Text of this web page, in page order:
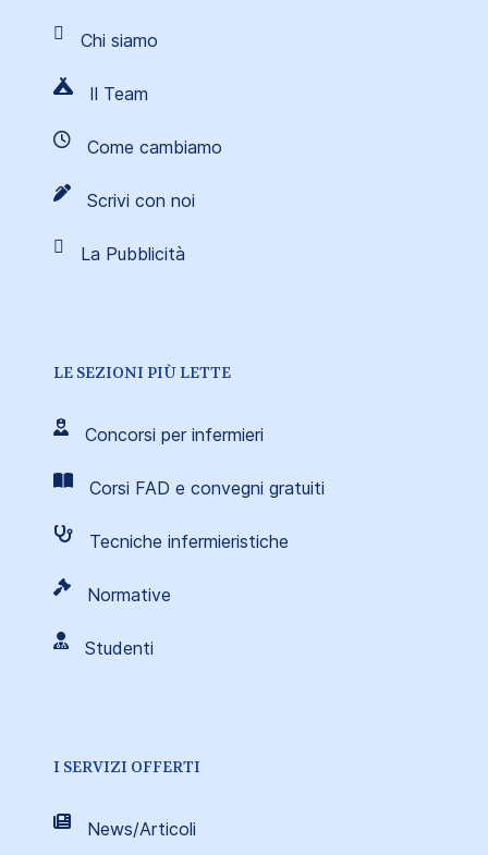
Chi siamo
Il Team
Come cambiamo
Scrivi con noi
La Pubblicità
LE SEZIONI PIÙ LETTE
Concorsi per infermieri
Corsi FAD e convegni gratuiti
Tecniche infermieristiche
Normative
Studenti
I SERVIZI OFFERTI
News/Articoli